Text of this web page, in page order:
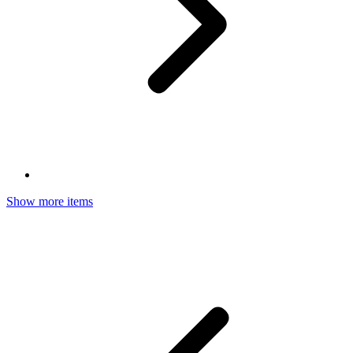
Show more items